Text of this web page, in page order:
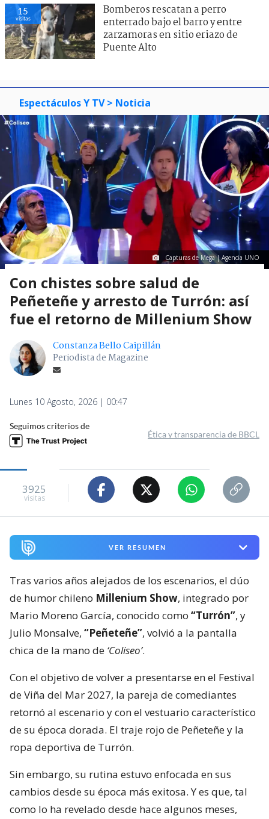
15
visitas
Bomberos rescatan a perro
enterrado bajo el barro y entre
zarzamoras en sitio eriazo de
Puente Alto
Espectáculos Y TV > Noticia
Capturas de Mega | Agencia UNO
Con chistes sobre salud de
Peñeteñe y arresto de Turrón: así
fue el retorno de Millenium Show
Constanza Bello Caipillán
Periodista de Magazine
Lunes 10 Agosto, 2026 | 00:47
Seguimos criterios de
Ética y transparencia de BBCL
3925
visitas
VER RESUMEN
Tras varios años alejados de los escenarios, el dúo
de humor chileno Millenium Show, integrado por
Mario Moreno García, conocido como “Turrón”, y
Julio Monsalve, “Peñeteñe”, volvió a la pantalla
chica de la mano de ‘Coliseo’.
Con el objetivo de volver a presentarse en el Festival
de Viña del Mar 2027, la pareja de comediantes
retornó al escenario y con el vestuario característico
de su época dorada. El traje rojo de Peñeteñe y la
ropa deportiva de Turrón.
Sin embargo, su rutina estuvo enfocada en sus
cambios desde su época más exitosa. Y es que, tal
como lo ha revelado desde hace algunos meses,